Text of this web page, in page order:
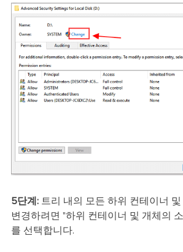
5단계:트리 내의 모든 하위 컨테이너
변경하려면 "하위 컨테이너 및 개체의
를 선택합니다.